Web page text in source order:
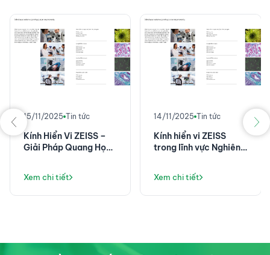
15/11/2025 Tin tức
Kính Hiển Vi ZEISS –
Giải Pháp Quang Học
Cứu Tế Bào
Xem chi tiết
14/11/2025 Tin tức
Kính hiển vi ZEISS
trong lĩnh vực Nghiên
Xem chi tiết